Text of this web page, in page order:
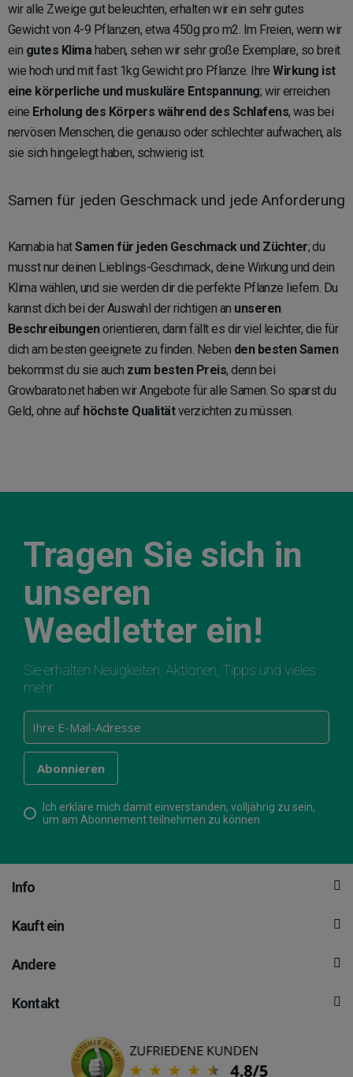
wir alle Zweige gut beleuchten, erhalten wir ein sehr gutes
Gewicht von 4-9 Pflanzen, etwa 450g pro m2. Im Freien, wenn wir
ein gutes Klima haben, sehen wir sehr große Exemplare, so breit
wie hoch und mit fast 1kg Gewicht pro Pflanze. IhreWirkung ist
eine körperliche und muskuläre Entspannung; wir erreichen
eine Erholung des Körpers während des Schlafens, was bei
nervösen Menschen, die genauso oder schlechter aufwachen, als
sie sich hingelegt haben, schwierig ist.
Samen für jeden Geschmack und jede Anforderung
Kannabia hatSamen für jeden Geschmack und Züchter; du
musst nur deinen Lieblings-Geschmack, deine Wirkung und dein
Klima wählen, und sie werden dir die perfekte Pflanze liefern. Du
kannst dich bei der Auswahl der richtigen an unseren
Beschreibungenorientieren, dann fällt es dir viel leichter, die für
dich am besten geeignete zu finden. Neben den besten Samen
bekommst du sie auch zum besten Preis, denn bei
Growbarato.net haben wir Angebote für alle Samen. So sparst du
Geld, ohne auf höchste Qualitätverzichten zu müssen.
Tragen Sie sich in
unseren
Weedletter ein!
Sie erhalten Neuigkeiten, Aktionen, Tipps und vieles
mehr.
Ich erkläre mich damit einverstanden, volljährig zu sein,
um am Abonnement teilnehmen zu können
Info
Kauft ein
Andere
Kontakt